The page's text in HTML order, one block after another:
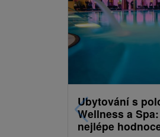
zimnej
zalyžovať v
TMC Poruba a Ski
Ubytování s
Wellness a
nejlépe